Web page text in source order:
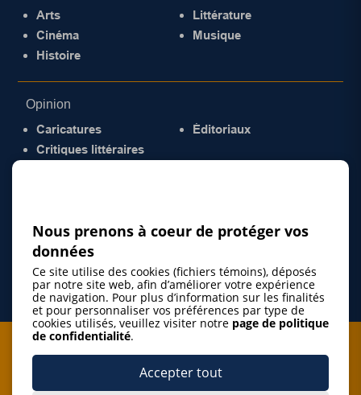
Arts
Cinéma
Histoire
Littérature
Musique
Opinion
Caricatures
Critiques littéraires
Éditoriaux
Je m'abonne à l'infolettre
Nous prenons à coeur de protéger vos
données
Ce site utilise des cookies (fichiers témoins), déposés
par notre site web, afin d’améliorer votre expérience
de navigation. Pour plus d’information sur les finalités
et pour personnaliser vos préférences par type de
cookies utilisés, veuillez visiter notre page de politique
de confidentialité.
Accepter tout